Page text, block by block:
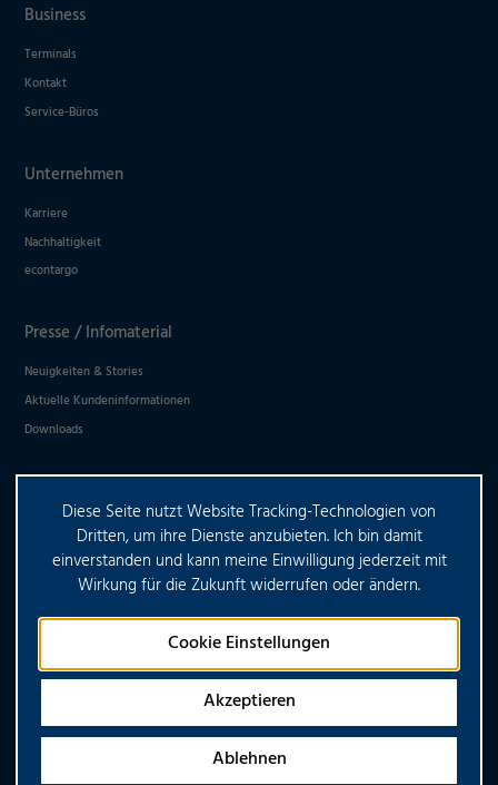
Business
Terminals
Kontakt
Service-Büros
Unternehmen
Karriere
Nachhaltigkeit
econtargo
Presse / Infomaterial
Neuigkeiten & Stories
Aktuelle Kundeninformationen
Downloads
HABEN SIE WEITERE FRAGEN?
KONTAKTIEREN SIE UNS
Copyright © 2026 CONTARGO. Alle Rechte vorbehalten
Impressum
Diese Seite nutzt Website Tracking-Technologien von
Dritten, um ihre Dienste anzubieten. Ich bin damit
einverstanden und kann meine Einwilligung jederzeit mit
Wirkung für die Zukunft widerrufen oder ändern.
Cookie Einstellungen
Akzeptieren
Ablehnen